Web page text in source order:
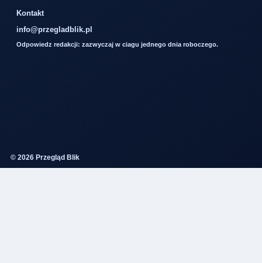
Kontakt
info@przegladblik.pl
Odpowiedz redakcji: zazwyczaj w ciagu jednego dnia roboczego.
© 2026 Przegląd Blik